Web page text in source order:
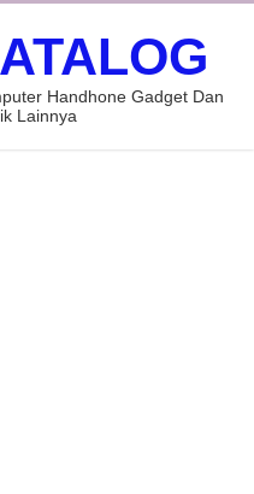
Handhone Gadget Dan
Lainnya